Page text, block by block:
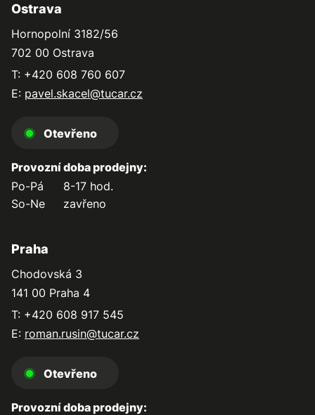
Ostrava
Hornopolní 3182/56
702 00 Ostrava
T: +420 608 760 607
E: pavel.skacel@tucar.cz
Otevřeno
Provozní doba prodejny:
Po-Pá
8-17 hod.
So-Ne
zavřeno
Praha
Chodovská 3
141 00 Praha 4
T: +420 608 917 545
E: roman.rusin@tucar.cz
Otevřeno
Provozní doba prodejny: